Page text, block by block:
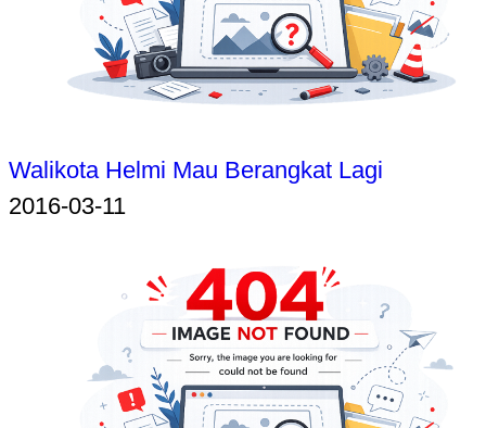
Walikota Helmi Mau Berangkat Lagi
2016-03-11